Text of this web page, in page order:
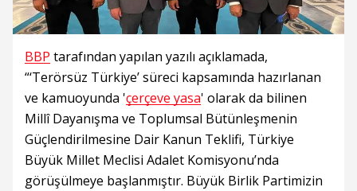
BBP tarafından yapılan yazılı açıklamada,
“‘Terörsüz Türkiye’ süreci kapsamında hazırlanan
ve kamuoyunda 'çerçeve yasa' olarak da bilinen
Millî Dayanışma ve Toplumsal Bütünleşmenin
Güçlendirilmesine Dair Kanun Teklifi, Türkiye
Büyük Millet Meclisi Adalet Komisyonu’nda
görüşülmeye başlanmıştır. Büyük Birlik Partimizin